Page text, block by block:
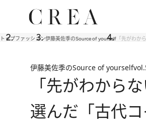
トップファッション伊藤美佐季のSource of yourself 「先がわか
伊藤美佐季のSource of yourself
「先がわから
選んだ「古代